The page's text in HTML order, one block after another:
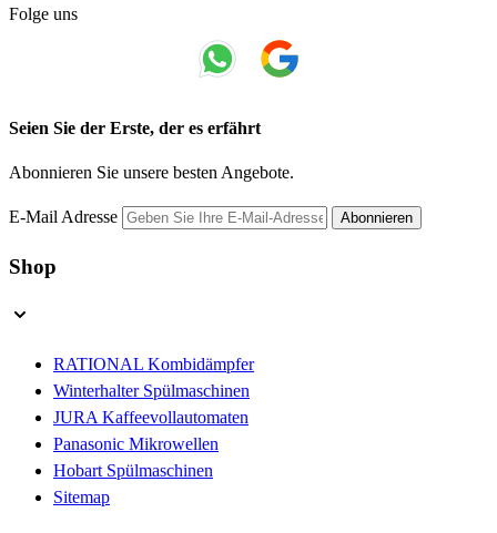
Folge uns
Seien Sie der Erste, der es erfährt
Abonnieren Sie unsere besten Angebote.
E-Mail Adresse Abonnieren
Shop
RATIONAL Kombidämpfer
Winterhalter Spülmaschinen
JURA Kaffeevollautomaten
Panasonic Mikrowellen
Hobart Spülmaschinen
Sitemap